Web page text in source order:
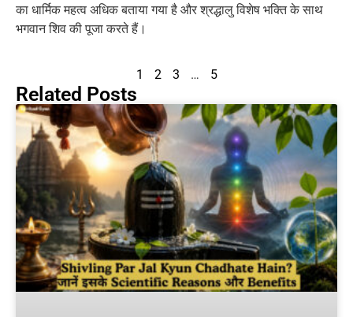
का धार्मिक महत्व अधिक बताया गया है और श्रद्धालु विशेष भक्ति के साथ
भगवान शिव की पूजा करते हैं।
1 2 3 … 5
Related Posts